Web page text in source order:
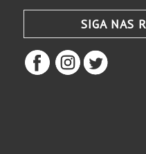
SIGA NAS